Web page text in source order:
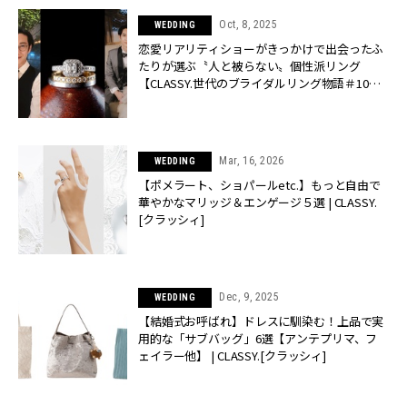
WEDDING Oct, 8, 2025
恋愛リアリティショーがきっかけで出会ったふ
たりが選ぶ〝人と被らない〟個性派リング
【CLASSY.世代のブライダルリング物語＃10】 |
WEDDING Mar, 16, 2026
【ポメラート、ショパールetc.】もっと自由で
華やかなマリッジ＆エンゲージ５選 | CLASSY.
[クラッシィ]
WEDDING Dec, 9, 2025
【結婚式お呼ばれ】ドレスに馴染む！上品で実
用的な「サブバッグ」6選【アンテプリマ、フ
ェイラー他】 | CLASSY.[クラッシィ]